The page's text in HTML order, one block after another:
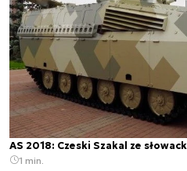
AS 2018: Czeski Szakal ze
1 min.